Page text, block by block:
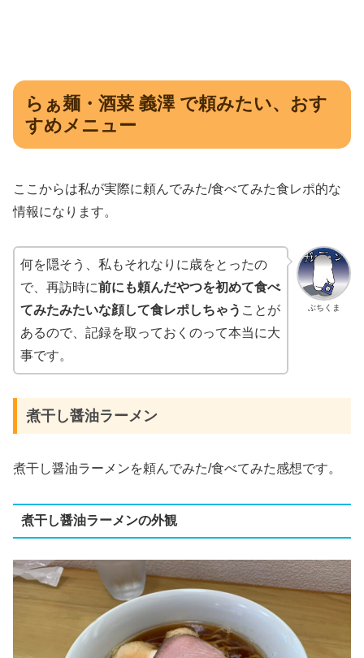
らぁ麺・酒菜 義澤 で頼みたい、おす
すめメニュー
ここからは私が実際に頼んでみた/食べてみた食レポ的な
情報になります。
ぶちくま
何を隠そう、私もそれなりに歳をとったの
で、再訪時に前にも頼んだやつを初めて食べ
てみたみたいな顔して食レポしちゃう ことが
あるので、記録を取っておくのって本当に大
事です。
煮干し醤油ラーメン
煮干し醤油ラーメンを頼んでみた/食べてみた感想です。
煮干し醤油ラーメンの外観